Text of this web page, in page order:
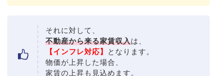
それに対して、
不動産から来る家賃収入は、
【インフレ対応】
となります。
物価が上昇した場合、
家賃の上昇も見込めます。